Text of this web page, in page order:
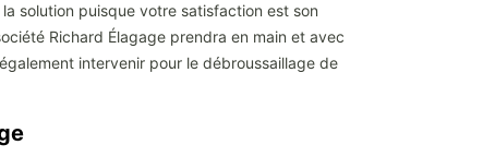
solution puisque votre satisfaction est son
Richard Élagage prendra en main et avec
intervenir pour le débroussaillage de